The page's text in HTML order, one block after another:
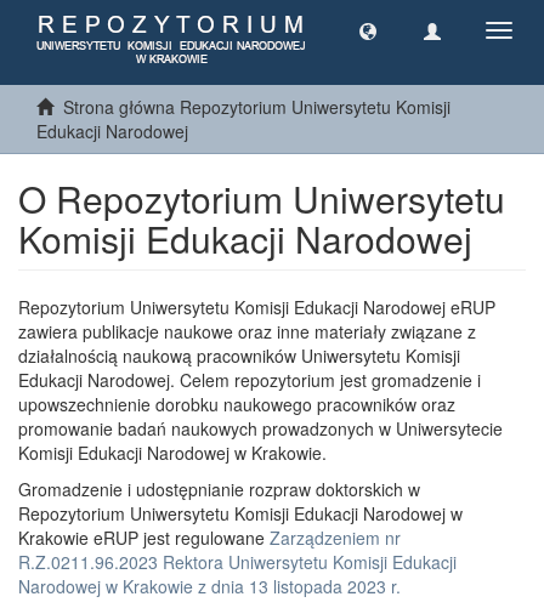
Strona główna Repozytorium Uniwersytetu Komisji
Edukacji Narodowej
O Repozytorium Uniwersytetu
Komisji Edukacji Narodowej
Repozytorium Uniwersytetu Komisji Edukacji Narodowej eRUP
zawiera publikacje naukowe oraz inne materiały związane z
działalnością naukową pracowników Uniwersytetu Komisji
Edukacji Narodowej. Celem repozytorium jest gromadzenie i
upowszechnienie dorobku naukowego pracowników oraz
promowanie badań naukowych prowadzonych w Uniwersytecie
Komisji Edukacji Narodowej w Krakowie.
Gromadzenie i udostępnianie rozpraw doktorskich w
Repozytorium Uniwersytetu Komisji Edukacji Narodowej w
Krakowie eRUP jest regulowane Zarządzeniem nr
R.Z.0211.96.2023 Rektora Uniwersytetu Komisji Edukacji
Narodowej w Krakowie z dnia 13 listopada 2023 r.